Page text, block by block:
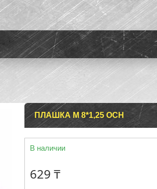
ПЛАШКА М 8*1,25 ОСН
В наличии
629 ₸